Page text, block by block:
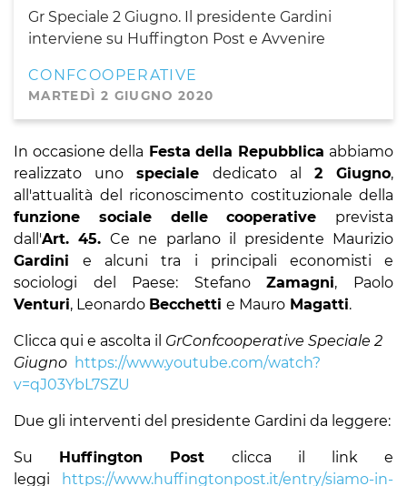
Gr Speciale 2 Giugno. Il presidente Gardini
interviene su Huffington Post e Avvenire
CONFCOOPERATIVE
MARTEDÌ 2 GIUGNO 2020
In occasione della Festa della Repubblica abbiamo
realizzato uno speciale dedicato al 2 Giugno,
all'attualità del riconoscimento costituzionale della
funzione sociale delle cooperative prevista
dall'Art. 45.Ce ne parlano il presidente Maurizio
Gardinie alcuni tra i principali economisti e
sociologi del Paese: StefanoZamagni, Paolo
Venturi, Leonardo Becchetti e Mauro Magatti.
Clicca qui e ascolta il GrConfcooperative Speciale 2
Giugno https://www.youtube.com/watch?
v=qJ03YbL7SZU
Due gli interventi del presidente Gardini da leggere:
Su Huffington Post clicca il link e
leggi
https://www.huffingtonpost.it/entry/siamo-in-